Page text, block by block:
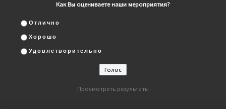
Как Вы оцениваете наши мероприятия?
Отлично
Хорошо
Удовлетворительно
Просмотреть результаты